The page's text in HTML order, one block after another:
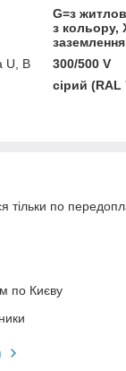
G=з
з кольору,
заземлення
U, В
300/500 V
сірий (RAL
тільки по
по Києву